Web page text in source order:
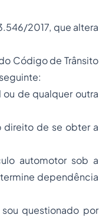
2017, que altera
Código de Trânsito
de qualquer outra
direito de se obter a
automotor sob a
dependência
questionado por